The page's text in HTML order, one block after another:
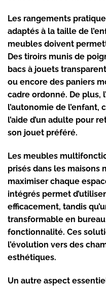
Les rangements
adaptés à la taille de
meubles doivent
Des tiroirs munis de
bacs à jouets
ou encore des paniers
cadre ordonné. De plus,
l’autonomie de l’enfant,
l’aide d’un adulte pour
son jouet préféré.
Les meubles
prisés dans les maisons
maximiser chaque
intégrés permet
efficacement, tandis
transformable en
fonctionnalité. Ces
l’évolution vers des
esthétiques.
Un autre aspect